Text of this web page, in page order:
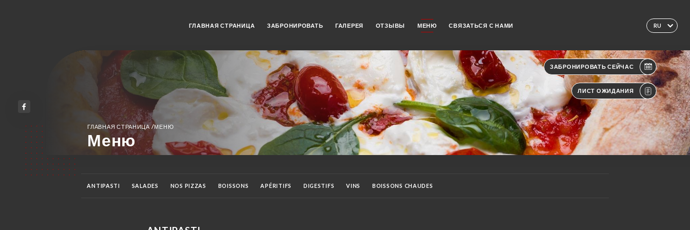
RU
ГЛАВНАЯ СТРАНИЦА ЗАБРОНИРОВАТЬ ГАЛЕРЕЯ ОТЗЫВЫ МЕНЮ СВЯЗАТЬСЯ С НАМИ
ЗАБРОНИРОВАТЬ СЕЙЧАС
ЛИСТ ОЖИДАНИЯ
ГЛАВНАЯ СТРАНИЦА/МЕНЮ
Меню
ANTIPASTI SALADES NOS PIZZAS BOISSONS APÉRITIFS DIGESTIFS VINS BOISSONS CHAUDES